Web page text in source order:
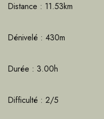
Distance : 11.53km
Dénivelé : 430m
Durée : 3.00h
Difficulté : 2/5